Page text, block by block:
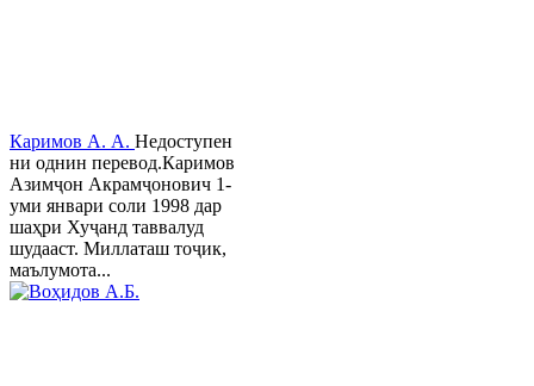
Каримов А. А. Недоступен
ни однин перевод.Каримов
Азимҷон Акрамҷонович 1-
уми январи соли 1998 дар
шаҳри Хуҷанд таввалуд
шудааст. Миллаташ тоҷик,
маълумота...